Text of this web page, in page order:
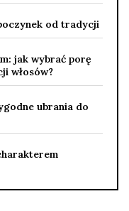
od tradycji
jak wybrać porę
włosów?
ubrania do